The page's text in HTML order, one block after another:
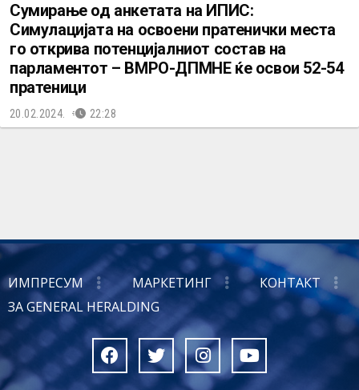
Сумирање од анкетата на ИПИС:
Симулацијата на освоени пратенички места
го открива потенцијалниот состав на
парламентот – ВМРО-ДПМНЕ ќе освои 52-54
пратеници
20.02.2024. 22:28
ИМПРЕСУМ МАРКЕТИНГ
КОНТАКТ
ЗА GENERAL HERALDING